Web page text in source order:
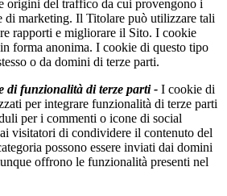
origini del traffico da cui provengono i
di marketing. Il Titolare può utilizzare tali
rapporti e migliorare il Sito. I cookie
forma anonima. I cookie di questo tipo
o da domini di terze parti.
di funzionalità di terze parti - I cookie di
per integrare funzionalità di terze parti
per i commenti o icone di social
visitatori di condividere il contenuto del
possono essere inviati dai domini
offrono le funzionalità presenti nel